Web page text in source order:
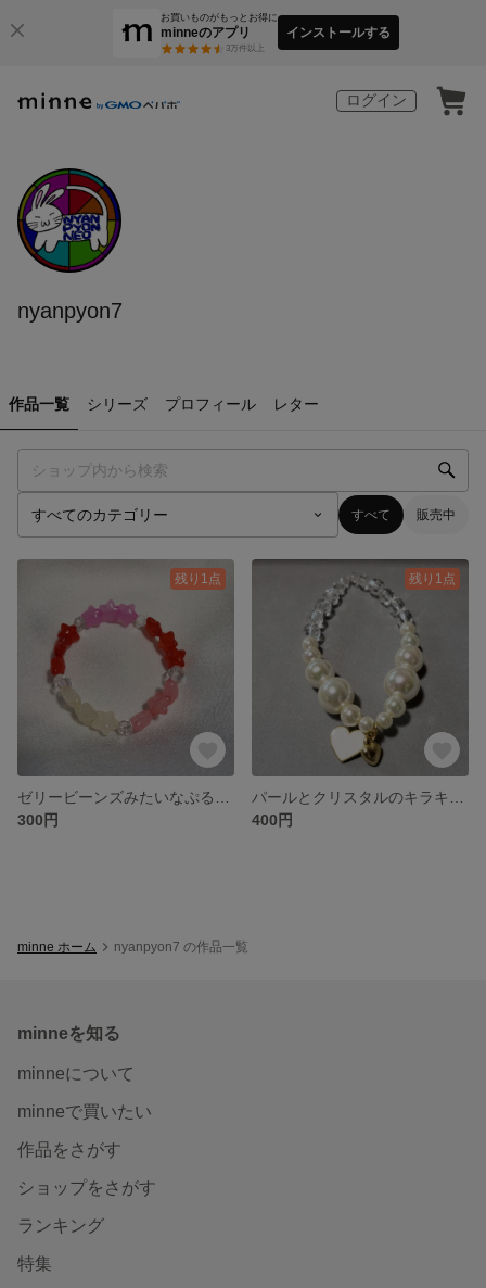
お買いものがもっとお得に
minneのアプリ
3万件以上
インストールする
ログイン
nyanpyon7
作品一覧 シリーズ プロフィール レター
すべて 販売中
残り1点
300円
残り1点
400円
minne ホーム nyanpyon7 の作品一覧
minneを知る
minneについて
minneで買いたい
作品をさがす
ショップをさがす
ランキング
特集